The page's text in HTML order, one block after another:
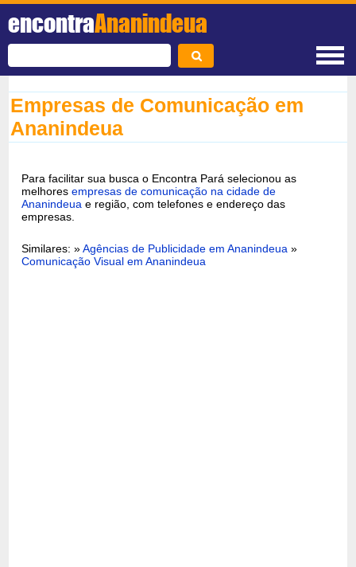
encontraAnanindeua
Empresas de Comunicação em
Ananindeua
Para facilitar sua busca o Encontra Pará selecionou as
melhoresempresas de comunicação na cidade de
Ananindeua e região, com telefones e endereço das
empresas.
Similares: »Agências de Publicidade em Ananindeua »
Comunicação Visual em Ananindeua